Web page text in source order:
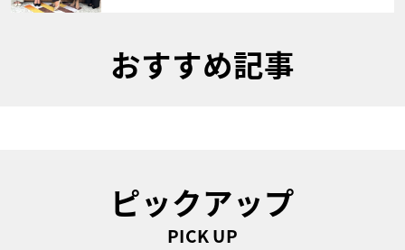
おすすめ記事
ピックアップ
PICK UP